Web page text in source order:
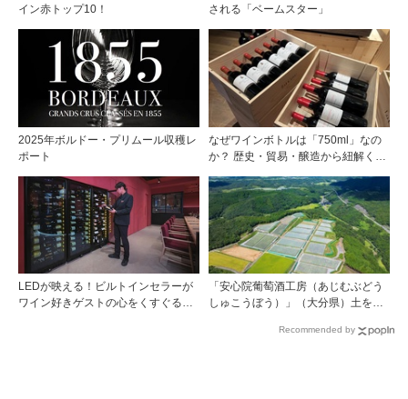
イン赤トップ10！
される「ベームスター」
2025年ボルドー・プリムール収穫レ
ポート
なぜワインボトルは「750ml」なの
か？ 歴史・貿易・醸造から紐解く4
LEDが映える！ビルトインセラーが
ワイン好きゲストの心をくすぐる
「安心院葡萄酒工房（あじむぶどう
しゅこうぼう）」（大分県）土を作
ワインに実を結ぶRecommended by